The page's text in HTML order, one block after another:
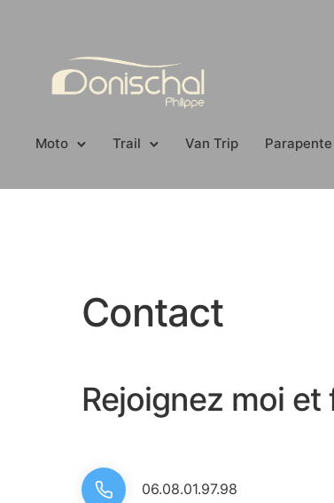
Moto Trail Van Trip Parapente
Contact
Rejoignez moi
06.08.01.97.98